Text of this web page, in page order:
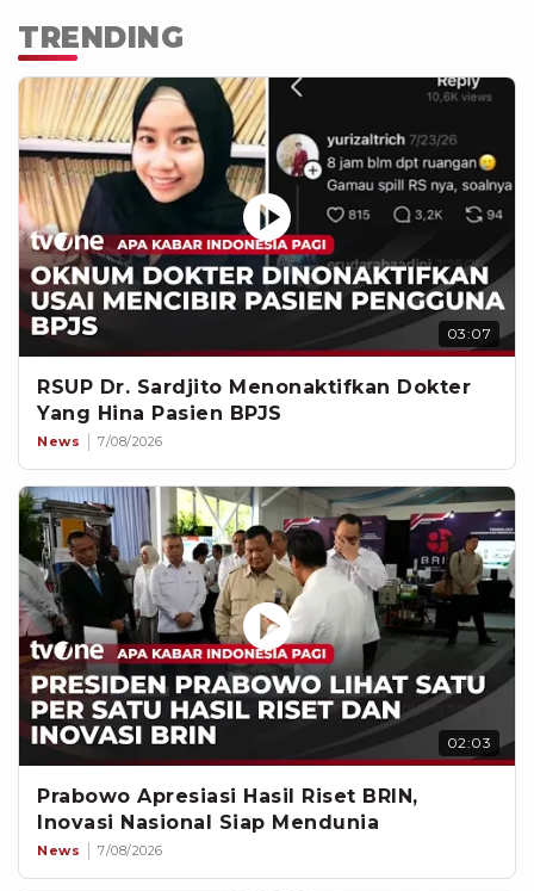
TRENDING
03:07
RSUP Dr. Sardjito Menonaktifkan Dokter
Yang Hina Pasien BPJS
News 7/08/2026
02:03
Prabowo Apresiasi Hasil Riset BRIN,
Inovasi Nasional Siap Mendunia
News 7/08/2026